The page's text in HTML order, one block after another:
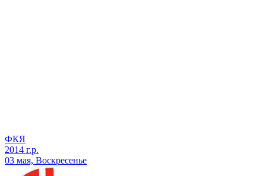
ФКЯ
2014 г.р.
03 мая, Воскресенье